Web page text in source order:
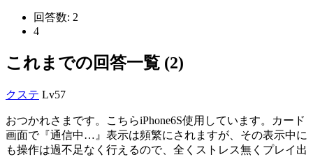
回答数: 2
4
これまでの回答一覧 (2)
クステ Lv57
おつかれさまです。こちらiPhone6S使用しています。カード
画面で『通信中…』表示は頻繁にされますが、その表示中に
も操作は過不足なく行えるので、全くストレス無くプレイ出